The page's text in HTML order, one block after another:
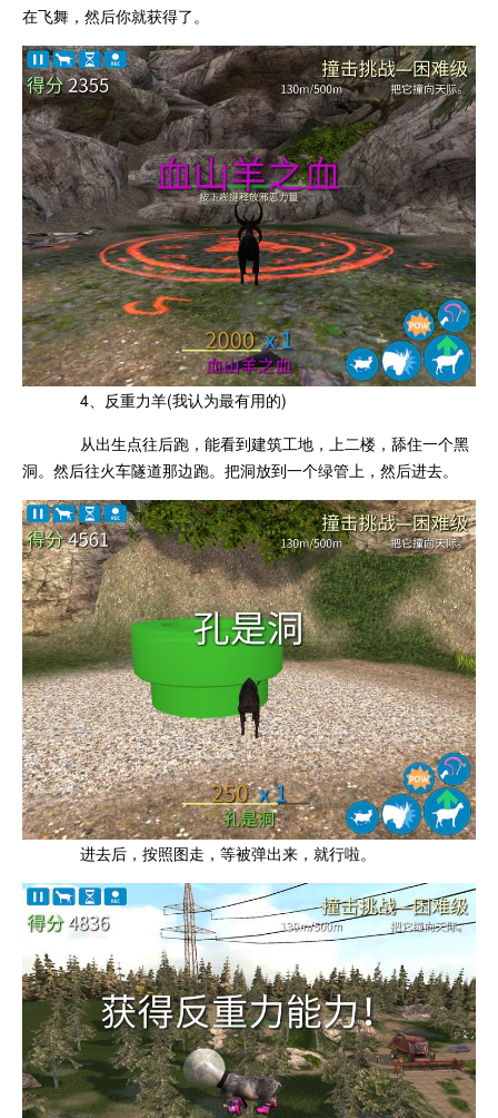
在飞舞，然后你就获得了。
4、反重力羊(我认为最有用的)
从出生点往后跑，能看到建筑工地，上二楼，舔住一个黑
洞。然后往火车隧道那边跑。把洞放到一个绿管上，然后进去。
进去后，按照图走，等被弹出来，就行啦。